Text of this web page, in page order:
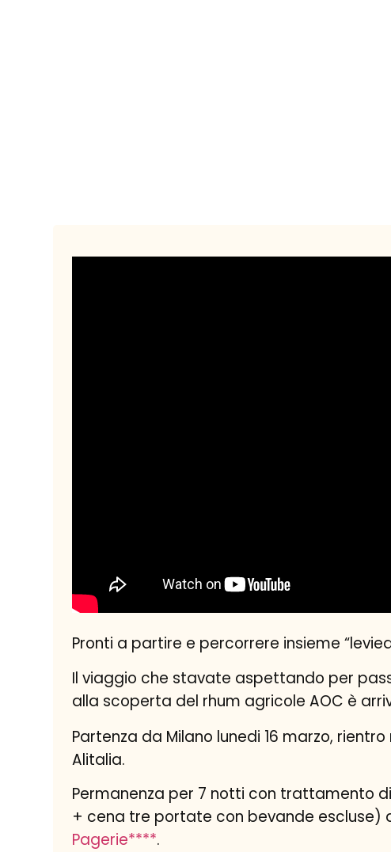
Pronti a partire e percorrere insieme
Il viaggio che stavate aspettando per
alla scoperta del rhum agricole AOC è
Partenza da Milano lunedi 16 marzo,
Alitalia.
Permanenza per 7 notti con trattamento
+ cena tre portate con bevande escluse)
Pagerie****.